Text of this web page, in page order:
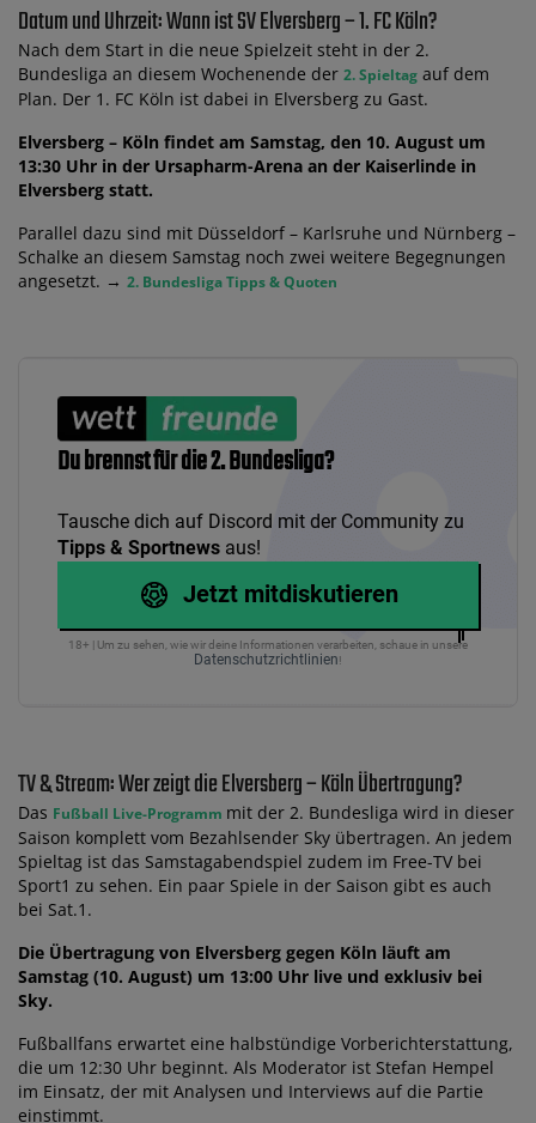
Datum und Uhrzeit: Wann ist SV Elversberg – 1. FC Köln?
Nach dem Start in die neue Spielzeit steht in der 2.
Bundesliga an diesem Wochenende der 2. Spieltag auf dem
Plan. Der 1. FC Köln ist dabei in Elversberg zu Gast.
Elversberg – Köln findet am Samstag, den 10. August um
13:30 Uhr in der Ursapharm-Arena an der Kaiserlinde in
Elversberg statt.
Parallel dazu sind mit Düsseldorf – Karlsruhe und Nürnberg –
Schalke an diesem Samstag noch zwei weitere Begegnungen
angesetzt. → 2. Bundesliga Tipps & Quoten
Du brennst für die 2. Bundesliga?
Tausche dich auf Discord mit der Community zu
Tipps & Sportnews aus!
Jetzt mitdiskutieren
18+ | Um zu sehen, wie wir deine Informationen verarbeiten, schaue in unsere
Datenschutzrichtlinien!
TV & Stream: Wer zeigt die Elversberg – Köln Übertragung?
Das Fußball Live-Programm mit der 2. Bundesliga wird in dieser
Saison komplett vom Bezahlsender Sky übertragen. An jedem
Spieltag ist das Samstagabendspiel zudem im Free-TV bei
Sport1 zu sehen. Ein paar Spiele in der Saison gibt es auch
bei Sat.1.
Die Übertragung von Elversberg gegen Köln läuft am
Samstag (10. August) um 13:00 Uhr live und exklusiv bei
Sky.
Fußballfans erwartet eine halbstündige Vorberichterstattung,
die um 12:30 Uhr beginnt. Als Moderator ist Stefan Hempel
im Einsatz, der mit Analysen und Interviews auf die Partie
einstimmt.